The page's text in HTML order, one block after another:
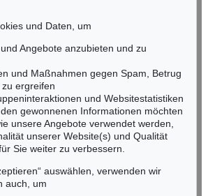
HESSEN
Miriam Heß
(0)62 21 58 80-038
(0)62 21 58 80-595
Kassel, M.A.
(0)171 8618661
und Daten, um
Angebote anzubieten und zu
und Maßnahmen gegen Spam, Betrug
ergreifen
und Websitestatistiken
gewonnenen Informationen möchten
unsere Angebote verwendet werden,
unserer Website(s) und Qualität
Sie weiter zu verbessern.
auswählen, verwenden wir
auch, um